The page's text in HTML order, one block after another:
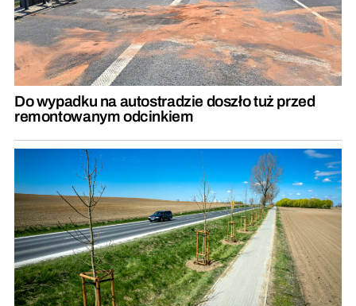
Do wypadku na autostradzie doszło tuż przed
remontowanym odcinkiem